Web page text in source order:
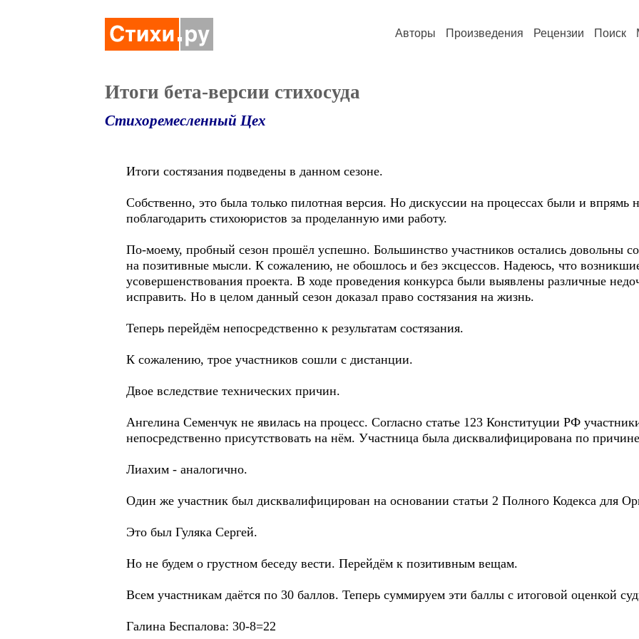
Авторы Произведения Рецензии Поиск
Итоги бета-версии стихосуда
Стихоремесленный Цех
Итоги состязания подведены в данном сезоне.
Собственно, это была только пилотная версия. Но дискуссии на процессах были и
поблагодарить стихоюристов за проделанную ими работу.
По-моему, пробный сезон прошёл успешно. Большинство участников остались довольны
на позитивные мысли. К сожалению, не обошлось и без эксцессов. Надеюсь, что
усовершенствования проекта. В ходе проведения конкурса были выявлены различные
исправить. Но в целом данный сезон доказал право состязания на жизнь.
Теперь перейдём непосредственно к результатам состязания.
К сожалению, трое участников сошли с дистанции.
Двое вследствие технических причин.
Ангелина Семенчук не явилась на процесс. Согласно статье 123 Конституции РФ
непосредственно присутствовать на нём. Участница была дисквалифицирована по
Лиахим - аналогично.
Один же участник был дисквалифицирован на основании статьи 2 Полного Кодекса для
Это был Гуляка Сергей.
Но не будем о грустном беседу вести. Перейдём к позитивным вещам.
Всем участникам даётся по 30 баллов. Теперь суммируем эти баллы с итоговой оценкой
Галина Беспалова: 30-8=22